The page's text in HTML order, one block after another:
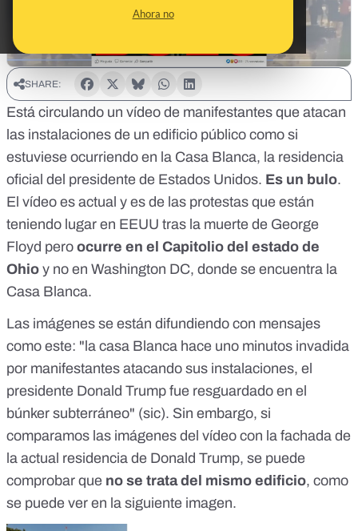
Ahora no
SHARE:
Está circulando un vídeo de manifestantes que atacan
las instalaciones de un edificio público como si
estuviese ocurriendo en la Casa Blanca, la residencia
oficial del presidente de Estados Unidos. Es un bulo.
El vídeo es actual y es de las protestas que están
teniendo lugar en EEUU tras la muerte de George
Floyd pero ocurre en el Capitolio del estado de
Ohio y no en Washington DC, donde se encuentra la
Casa Blanca.
Las imágenes se están difundiendo con mensajes
como este: "la casa Blanca hace uno minutos invadida
por manifestantes atacando sus instalaciones, el
presidente Donald Trump fue resguardado en el
búnker subterráneo" (sic). Sin embargo, si
comparamos las imágenes del vídeo con la fachada de
la actual residencia de Donald Trump, se puede
comprobar que no se trata del mismo edificio, como
se puede ver en la siguiente imagen.